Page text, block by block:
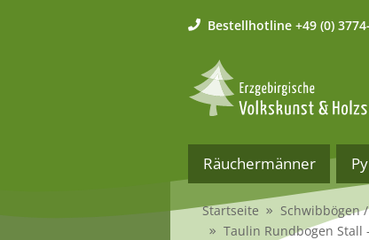
Bestellhotline +49 (0)
Räuchermänner
Startseite Schwibbögen
Taulin Rundbogen Stall